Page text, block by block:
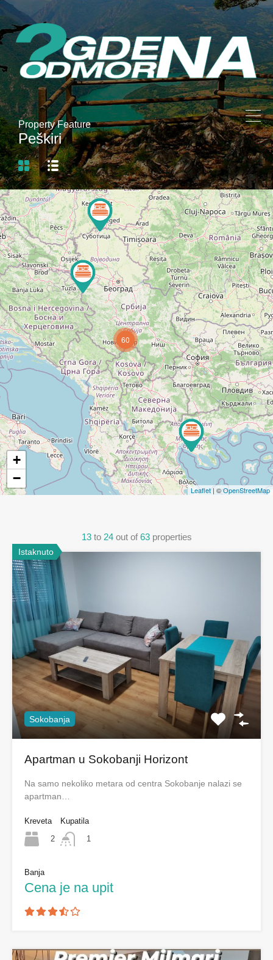
Property Feature
Peškiri
60
+
−
Leaflet | ©OpenStreetMap
13 to 24 out of 63 properties
Istaknuto
Sokobanja
Apartman u Sokobanji Horizont
Na samo nekoliko metara od centra Sokobanje nalazi se
apartman…
Kreveta
2
Kupatila
1
Banja
Cena je na upit